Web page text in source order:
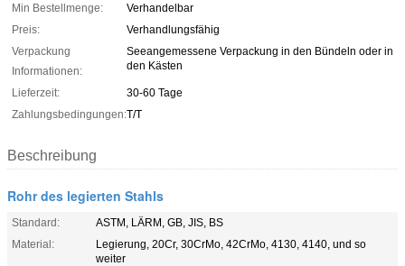
Min Bestellmenge:
Verhandelbar
Preis:
Verhandlungsfähig
Verpackung
Informationen:
Seeangemessene Verpackung in den Bündeln oder in
den Kästen
Lieferzeit:
30-60 Tage
Zahlungsbedingungen:T/T
Beschreibung
Rohr des legierten Stahls
Standard:
ASTM, LÄRM, GB, JIS, BS
Material:
Legierung, 20Cr, 30CrMo, 42CrMo, 4130, 4140, und so
weiter